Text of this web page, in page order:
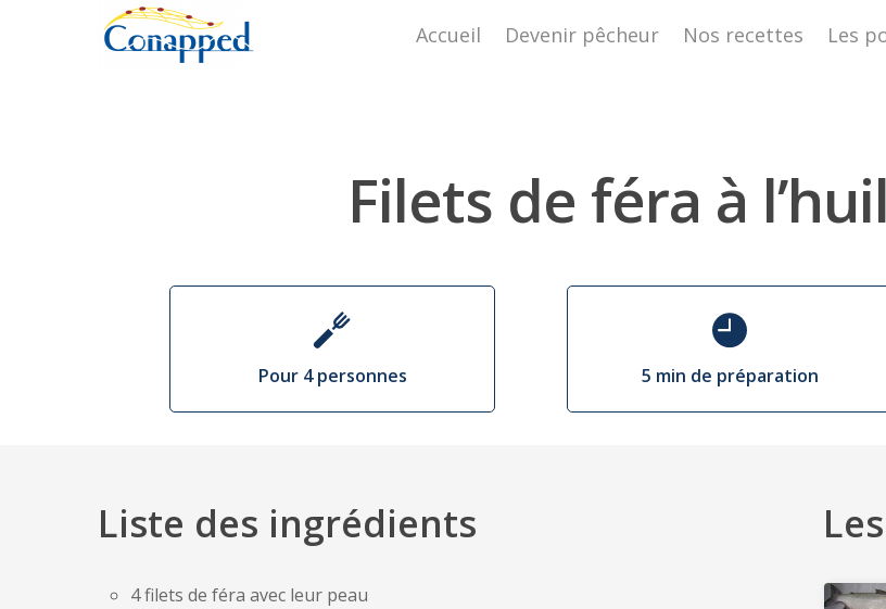
Appuyez sur Entrée pour rechercher ou sur ESC pour fermer
Accueil Devenir pêcheur Nos recettes Les
Filets de féra à
Pour 4personnes 5 min de préparation
Liste des ingrédients
4 filets de féra avec leur peau